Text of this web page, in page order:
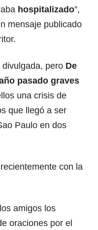
hospitalizado”,
mensaje publicado
pero De
pasado graves
una crisis de
que llegó a ser
Paulo en dos
con la
amigos los
oraciones por el